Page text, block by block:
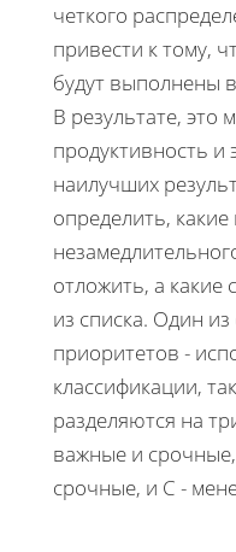
четкого
привести к тому,
будут выполнены
В результате,
продуктивность и
наилучших
определить,
отложить, а какие
из списка. Один
приоритетов -
классификации,
разделяются на
важные и
срочные, и C -